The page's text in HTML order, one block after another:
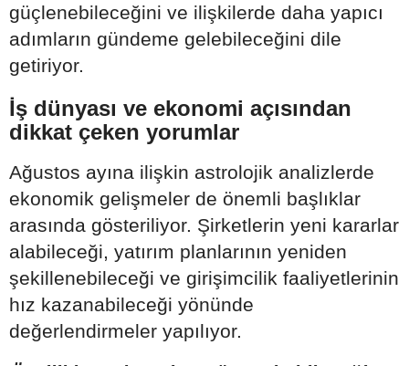
güçlenebileceğini ve ilişkilerde daha yapıcı
adımların gündeme gelebileceğini dile
getiriyor.
İş dünyası ve ekonomi açısından
dikkat çeken yorumlar
Ağustos ayına ilişkin astrolojik analizlerde
ekonomik gelişmeler de önemli başlıklar
arasında gösteriliyor. Şirketlerin yeni kararlar
alabileceği, yatırım planlarının yeniden
şekillenebileceği ve girişimcilik faaliyetlerinin
hız kazanabileceği yönünde
değerlendirmeler yapılıyor.